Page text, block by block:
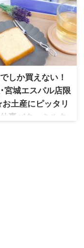
しか買えない！
宮城エスパル店限
土産にピッタリ
臺バターミルク